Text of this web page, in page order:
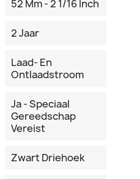
52 Mm - 2 1/16 Inch
2 Jaar
Laad- En
Ontlaadstroom
Ja - Speciaal
Gereedschap
Vereist
Zwart Driehoek